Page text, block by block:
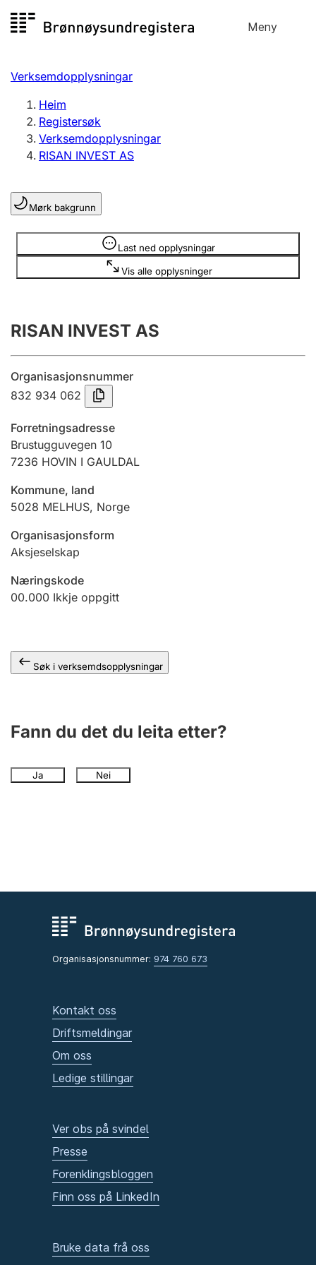
til
Meny
Registersøk
Aksjeselskap
Enkeltpersonføretak
Registrere, endre, slette
Lag og foreining
Registrere, endre, slette
Årsrekneskap
Innsending og forseinkingsgebyr
Jeger
Ektepaktrettleiaren
Andre tema
Verksemdopplysningar
Heim
Registersøk
Verksemdopplysningar
RISAN INVEST AS
Mørk bakgrunn
Last ned opplysningar
Vis alle opplysninger
Opplysninger er skjult
RISAN INVEST AS
Organisasjonsnummer
832 934 062
Forretningsadresse
Brustugguvegen 10
7236 HOVIN I GAULDAL
Kommune, land
5028 MELHUS, Norge
Organisasjonsform
Aksjeselskap
Næringskode
00.000 Ikkje oppgitt
Søk i verksemdsopplysningar
Fann du det du leita etter?
Ja Nei
Organisasjonsnummer: 974 760 673
Kontakt oss
Driftsmeldingar
Om oss
Ledige stillingar
Ver obs på svindel
Presse
Forenklingsbloggen
Finn oss på LinkedIn
Bruke data frå oss